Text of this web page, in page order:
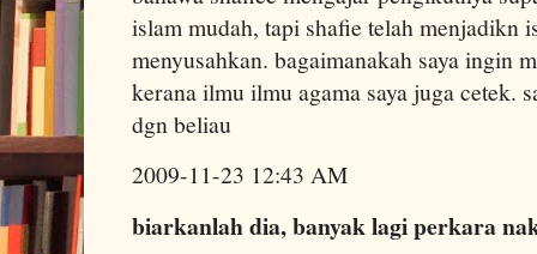
islam mudah, tapi shafie telah menjadikn
menyusahkan. bagaimanakah saya ingin
kerana ilmu ilmu agama saya juga cetek.
dgn beliau
2009-11-23 12:43 AM
biarkanlah dia, banyak lagi perkara